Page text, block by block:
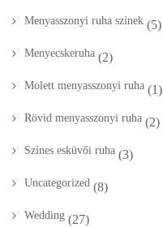
Menyasszonyi ruha színek (5)
Menyecskeruha (2)
Molett menyasszonyi ruha (1)
Rövid menyasszonyi ruha (2)
Színes esküvői ruha (3)
Uncategorized (8)
Wedding (27)